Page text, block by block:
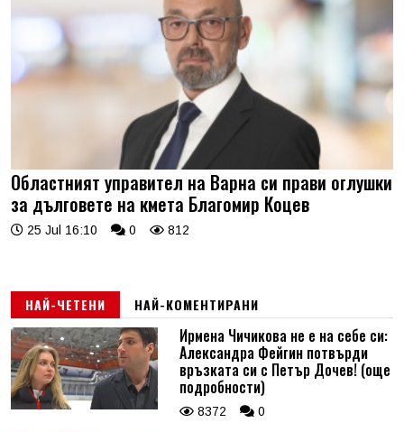
Областният управител на Варна си прави оглушки
за дълговете на кмета Благомир Коцев
25 Jul 16:10 0 812
НАЙ-ЧЕТЕНИ НАЙ-КОМЕНТИРАНИ
Ирмена Чичикова не е на себе си:
Александра Фейгин потвърди
връзката си с Петър Дочев! (още
подробности)
8372 0